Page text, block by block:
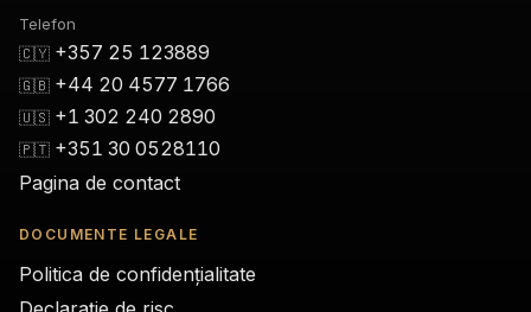
Telefon
🇨🇾 +357 25 123889
🇬🇧 +44 20 4577 1766
🇺🇸 +1 302 240 2890
🇵🇹 +351 30 0528110
Pagina de contact
DOCUMENTE LEGALE
Politica de confidențialitate